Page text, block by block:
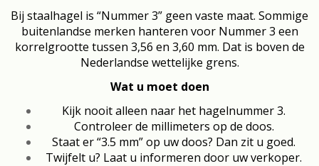
Bij staalhagel is “Nummer 3” geen vaste maat. Sommige
buitenlandse merken hanteren voor Nummer 3 een
korrelgrootte tussen 3,56 en 3,60 mm. Dat is boven de
Nederlandse wettelijke grens.
Wat u moet doen
Kijk nooit alleen naar het hagelnummer 3.
Controleer de millimeters op de doos.
Staat er “3.5 mm” op uw doos? Dan zit u goed.
Twijfelt u? Laat u informeren door uw verkoper.